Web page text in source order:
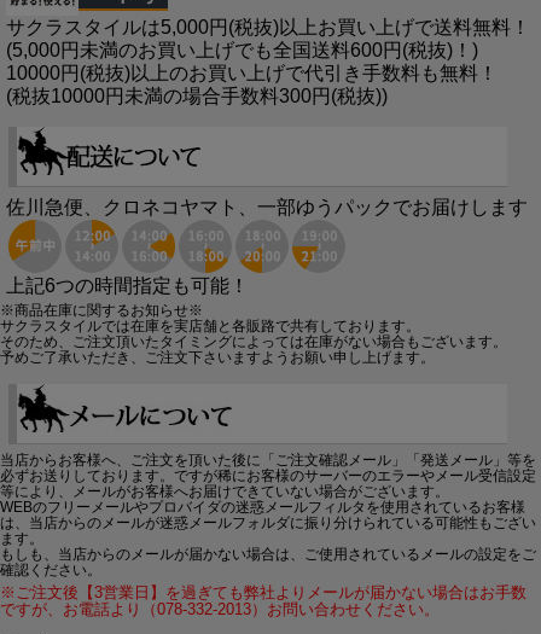
サクラスタイルは5,000円(税抜)以上お買い上げで送料無料！
(5,000円未満のお買い上げでも全国送料600円(税抜)！)
10000円(税抜)以上のお買い上げで代引き手数料も無料！
(税抜10000円未満の場合手数料300円(税抜))
佐川急便、クロネコヤマト、一部ゆうパックでお届けします
上記6つの時間指定も可能！
※商品在庫に関するお知らせ※
サクラスタイルでは在庫を実店舗と各販路で共有しております。
そのため、ご注文頂いたタイミングによっては在庫がない場合もございます。
予めご了承いただき、ご注文下さいますようお願い申し上げます。
当店からお客様へ、ご注文を頂いた後に「ご注文確認メール」「発送メール」等を
必ずお送りしております。ですが稀にお客様のサーバーのエラーやメール受信設定
等により、メールがお客様へお届けできていない場合がございます。
WEBのフリーメールやプロバイダの迷惑メールフィルタを使用されているお客様
は、当店からのメールが迷惑メールフォルダに振り分けられている可能性もござい
ます。
もしも、当店からのメールが届かない場合は、ご使用されているメールの設定をご
確認ください。
※ご注文後【3営業日】を過ぎても弊社よりメールが届かない場合はお手数
ですが、お電話より（078-332-2013）お問い合わせください。